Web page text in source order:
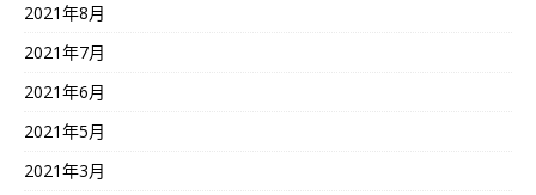
2021年8月
2021年7月
2021年6月
2021年5月
2021年3月